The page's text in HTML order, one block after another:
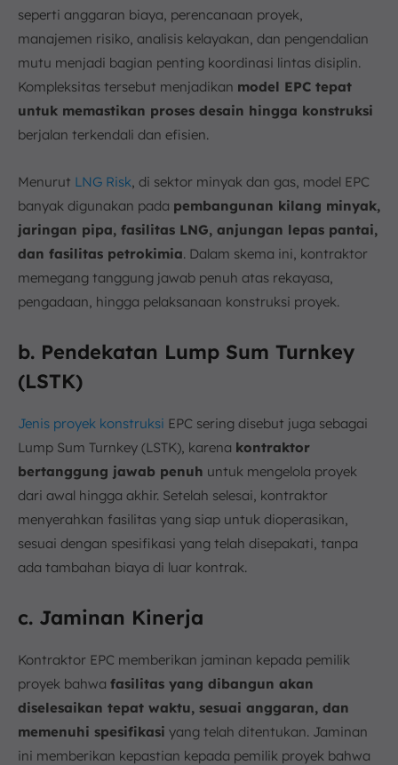
seperti anggaran biaya, perencanaan proyek,
manajemen risiko, analisis kelayakan, dan pengendalian
mutu menjadi bagian penting koordinasi lintas disiplin.
Kompleksitas tersebut menjadikan model EPC tepat
untuk memastikan proses desain hingga konstruksi
berjalan terkendali dan efisien.
Menurut LNG Risk , di sektor minyak dan gas, model EPC
banyak digunakan pada pembangunan kilang minyak,
jaringan pipa, fasilitas LNG, anjungan lepas pantai,
dan fasilitas petrokimia. Dalam skema ini, kontraktor
memegang tanggung jawab penuh atas rekayasa,
pengadaan, hingga pelaksanaan konstruksi proyek.
b. Pendekatan Lump Sum Turnkey
(LSTK)
Jenis proyek konstruksi EPC sering disebut juga sebagai
Lump Sum Turnkey (LSTK), karena kontraktor
bertanggung jawab penuh untuk mengelola proyek
dari awal hingga akhir. Setelah selesai, kontraktor
menyerahkan fasilitas yang siap untuk dioperasikan,
sesuai dengan spesifikasi yang telah disepakati, tanpa
ada tambahan biaya di luar kontrak.
c. Jaminan Kinerja
Kontraktor EPC memberikan jaminan kepada pemilik
proyek bahwa fasilitas yang dibangun akan
diselesaikan tepat waktu, sesuai anggaran, dan
memenuhi spesifikasi yang telah ditentukan. Jaminan
ini memberikan kepastian kepada pemilik proyek bahwa